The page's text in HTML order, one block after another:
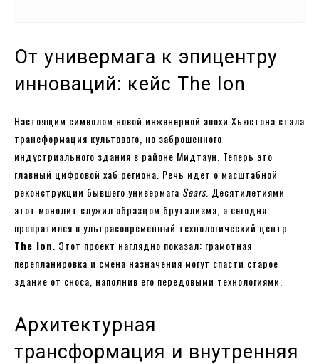
От универмага к эпицентру
инноваций: кейс The Ion
Настоящим символом новой инженерной эпохи Хьюстона стала
трансформация культового, но заброшенного
индустриального здания в районе Мидтаун. Теперь это
главный цифровой хаб региона. Речь идет о масштабной
реконструкции бывшего универмага Sears. Десятилетиями
этот монолит служил образцом брутализма, а сегодня
превратился в ультрасовременный технологический центр
The Ion . Этот проект наглядно показал: грамотная
перепланировка и смена назначения могут спасти старое
здание от сноса, наполнив его передовыми технологиями.
Архитектурная
трансформация и внутренняя